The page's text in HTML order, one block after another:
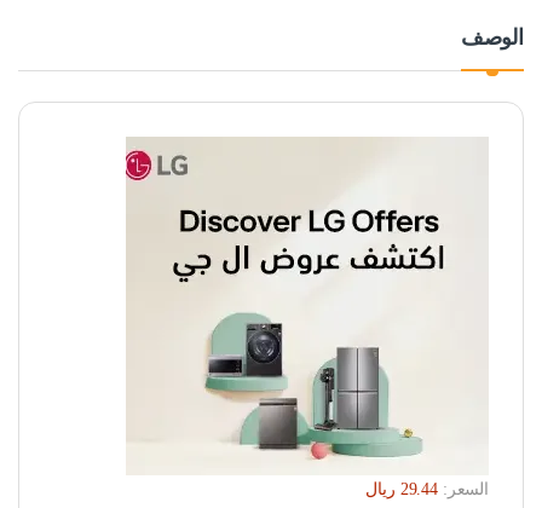
الوصف
السعر:
‏29.44 ريال